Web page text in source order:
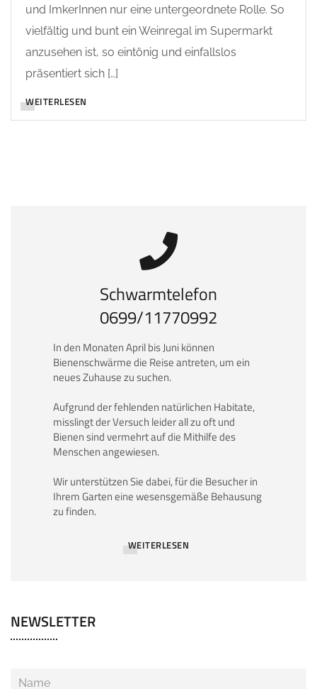
und ImkerInnen nur eine untergeordnete Rolle. So
vielfältig und bunt ein Weinregal im Supermarkt
anzusehen ist, so eintönig und einfallslos
präsentiert sich […]
WEITERLESEN
Schwarmtelefon
0699/11770992
In den Monaten April bis Juni können
Bienenschwärme die Reise antreten, um ein
neues Zuhause zu suchen.
Aufgrund der fehlenden natürlichen Habitate,
misslingt der Versuch leider all zu oft und
Bienen sind vermehrt auf die Mithilfe des
Menschen angewiesen.
Wir unterstützen Sie dabei, für die Besucher in
Ihrem Garten eine wesensgemäße Behausung
zu finden.
WEITERLESEN
NEWSLETTER